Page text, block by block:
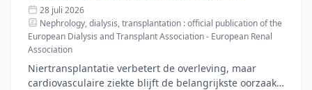
28 juli 2026
Nephrology, dialysis, transplantation : official publication of the
European Dialysis and Transplant Association - European Renal
Association
Niertransplantatie verbetert de overleving, maar
cardiovasculaire ziekte blijft de belangrijkste oorzaak